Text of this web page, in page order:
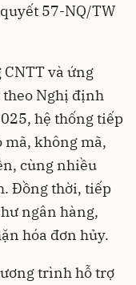
57-NQ/TW
CNTT và ứng
Nghị định
hệ thống tiếp
mã, không mã,
cùng nhiều
Đồng thời, tiếp
ngân hàng,
hóa đơn hủy.
trình hỗ trợ